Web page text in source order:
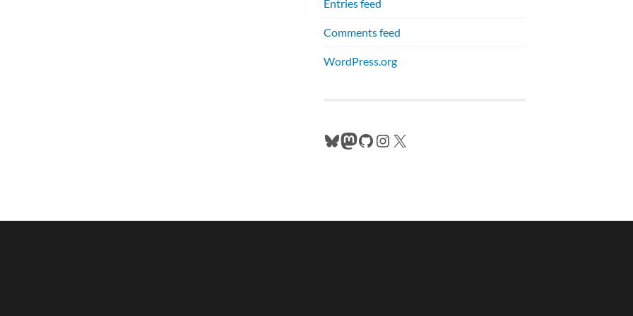
Entries feed
Comments feed
WordPress.org
Bluesky
Mastodon
GitHub
Instagram
X